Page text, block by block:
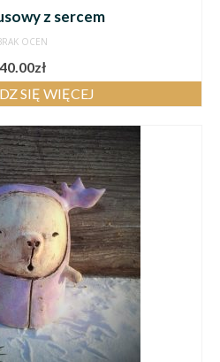
z sercem
OCEN
40.00zł
SIĘ WIĘCEJ